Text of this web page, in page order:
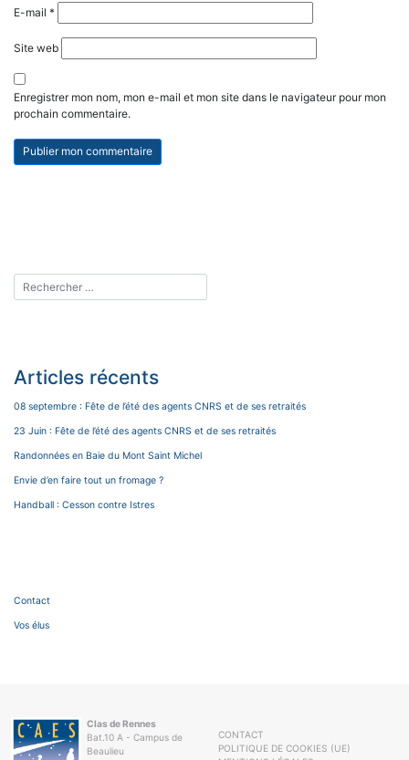
E-mail *
Site web
Enregistrer mon nom, mon e-mail et mon site dans le navigateur pour mon
prochain commentaire.
Articles récents
08 septembre : Fête de l’été des agents CNRS et de ses retraités
23 Juin : Fête de l’été des agents CNRS et de ses retraités
Randonnées en Baie du Mont Saint Michel
Envie d’en faire tout un fromage ?
Handball : Cesson contre Istres
Contact
Vos élus
Clas de Rennes
Bat.10 A - Campus de
Beaulieu
CONTACT
POLITIQUE DE COOKIES (UE)